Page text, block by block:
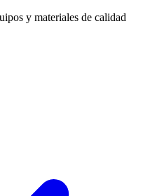
y materiales de calidad